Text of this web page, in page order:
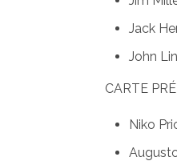
Jack
John
CARTE
Niko